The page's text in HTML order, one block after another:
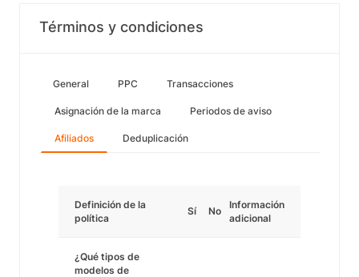
Términos y condiciones
General PPC Transacciones
Asignación de la marca Periodos de aviso
Afiliados Deduplicación
Definición de la
política
Sí No
Información
adicional
¿Qué tipos de
modelos de